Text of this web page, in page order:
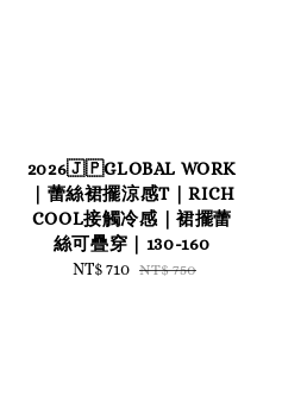
2026🇯🇵GLOBAL WORK
｜蕾絲裙擺涼感T｜RICH
COOL接觸冷感｜裙擺蕾
絲可疊穿｜130-160
Sale
NT$ 710 Regular
NT$ 750